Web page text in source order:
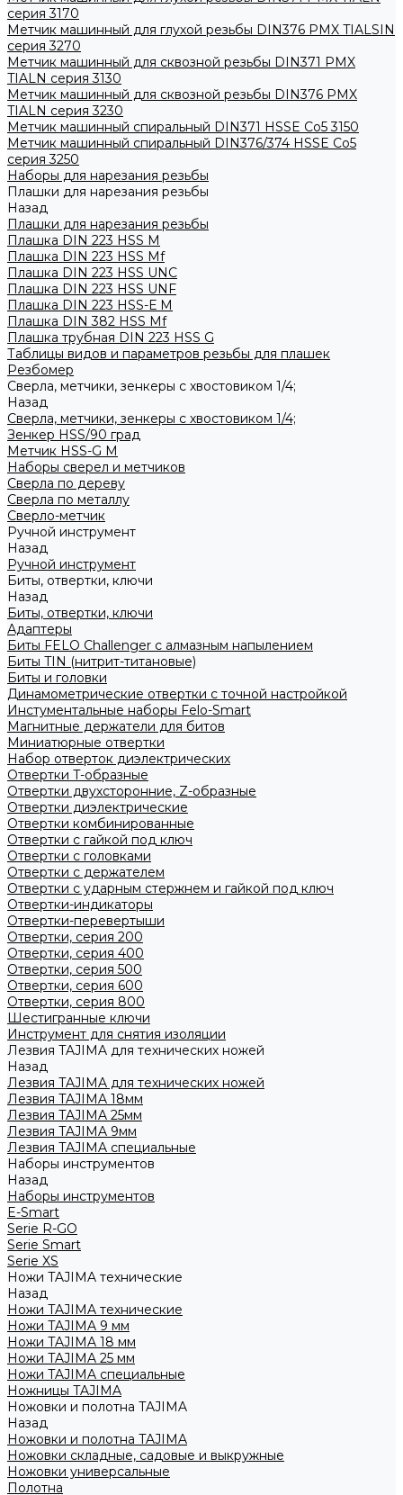
серия 3170
Метчик машинный для глухой резьбы DIN376 PMX TIALSIN
серия 3270
Метчик машинный для сквозной резьбы DIN371 PMX
TIALN серия 3130
Метчик машинный для сквозной резьбы DIN376 PMX
TIALN серия 3230
Метчик машинный спиральный DIN371 HSSE Co5 3150
Метчик машинный спиральный DIN376/374 HSSE Co5
серия 3250
Наборы для нарезания резьбы
Плашки для нарезания резьбы
Назад
Плашки для нарезания резьбы
Плашка DIN 223 HSS M
Плашка DIN 223 HSS Mf
Плашка DIN 223 HSS UNC
Плашка DIN 223 HSS UNF
Плашка DIN 223 HSS-Е M
Плашка DIN 382 HSS Mf
Плашка трубная DIN 223 HSS G
Таблицы видов и параметров резьбы для плашек
Резбомер
Сверла, метчики, зенкеры с хвостовиком 1/4;
Назад
Сверла, метчики, зенкеры с хвостовиком 1/4;
Зенкер HSS/90 град
Метчик HSS-G М
Наборы сверел и метчиков
Сверла по дереву
Сверла по металлу
Сверло-метчик
Ручной инструмент
Назад
Ручной инструмент
Биты, отвертки, ключи
Назад
Биты, отвертки, ключи
Адаптеры
Биты FELO Challenger с алмазным напылением
Биты TIN (нитрит-титановые)
Биты и головки
Динамометрические отвертки с точной настройкой
Инстументальные наборы Felo-Smart
Магнитные держатели для битов
Миниатюрные отвертки
Набор отверток диэлектрических
Отвертки T-образные
Отвертки двухсторонние, Z-образные
Отвертки диэлектрические
Отвертки комбинированные
Отвертки с гайкой под ключ
Отвертки с головками
Отвертки с держателем
Отвертки с ударным стержнем и гайкой под ключ
Отвертки-индикаторы
Отвертки-перевертыши
Отвертки, серия 200
Отвертки, серия 400
Отвертки, серия 500
Отвертки, серия 600
Отвертки, серия 800
Шестигранные ключи
Инструмент для снятия изоляции
Лезвия TAJIMA для технических ножей
Назад
Лезвия TAJIMA для технических ножей
Лезвия TAJIMA 18мм
Лезвия TAJIMA 25мм
Лезвия TAJIMA 9мм
Лезвия TAJIMA специальные
Наборы инструментов
Назад
Наборы инструментов
E-Smart
Serie R-GO
Serie Smart
Serie XS
Ножи TAJIMA технические
Назад
Ножи TAJIMA технические
Ножи TAJIMA 9 мм
Ножи TAJIMA 18 мм
Ножи TAJIMA 25 мм
Ножи TAJIMA специальные
Ножницы TAJIMA
Ножовки и полотна TAJIMA
Назад
Ножовки и полотна TAJIMA
Ножовки складные, садовые и выкружные
Ножовки универсальные
Полотна